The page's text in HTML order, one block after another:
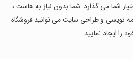
شما می گذارد. شما بدون نیاز به هاست ،
نویسی و طراحی سایت می توانید فروشگاه
را ایجاد نمایید